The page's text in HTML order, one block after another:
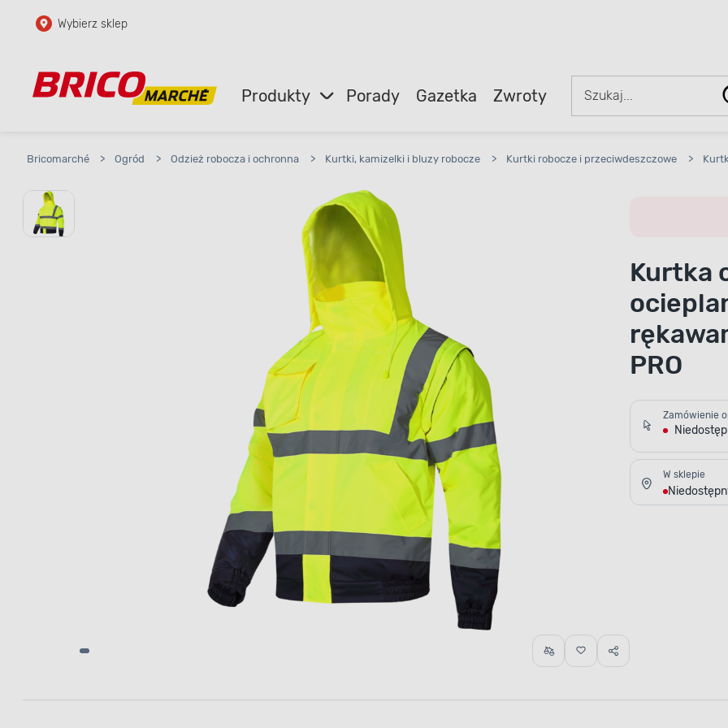
Przejdź do głównej zawartości
Przejdź do wyszukiwarki
Wybierz sklep
Produkty Porady Gazetka Zwroty
Bricomarché > Ogród > Odzież robocza i ochronna > Kurtki, kamizelki i bluzy robocze > Kurtki robocze i przeciwdeszczowe >
Kurtka
PRO
Zamówienie
W sklepie